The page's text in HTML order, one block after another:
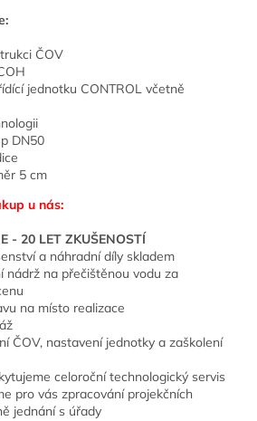
ČOV
jednotku CONTROL včetně
DN50
5 cm
u nás:
- 20 LET ZKUŠENOSTÍ
a náhradní díly skladem
nádrž na přečištěnou vodu za
na místo realizace
ČOV, nastavení jednotky a zaškolení
celoroční technologický servis
pro vás zpracování projekčních
jednání s úřady